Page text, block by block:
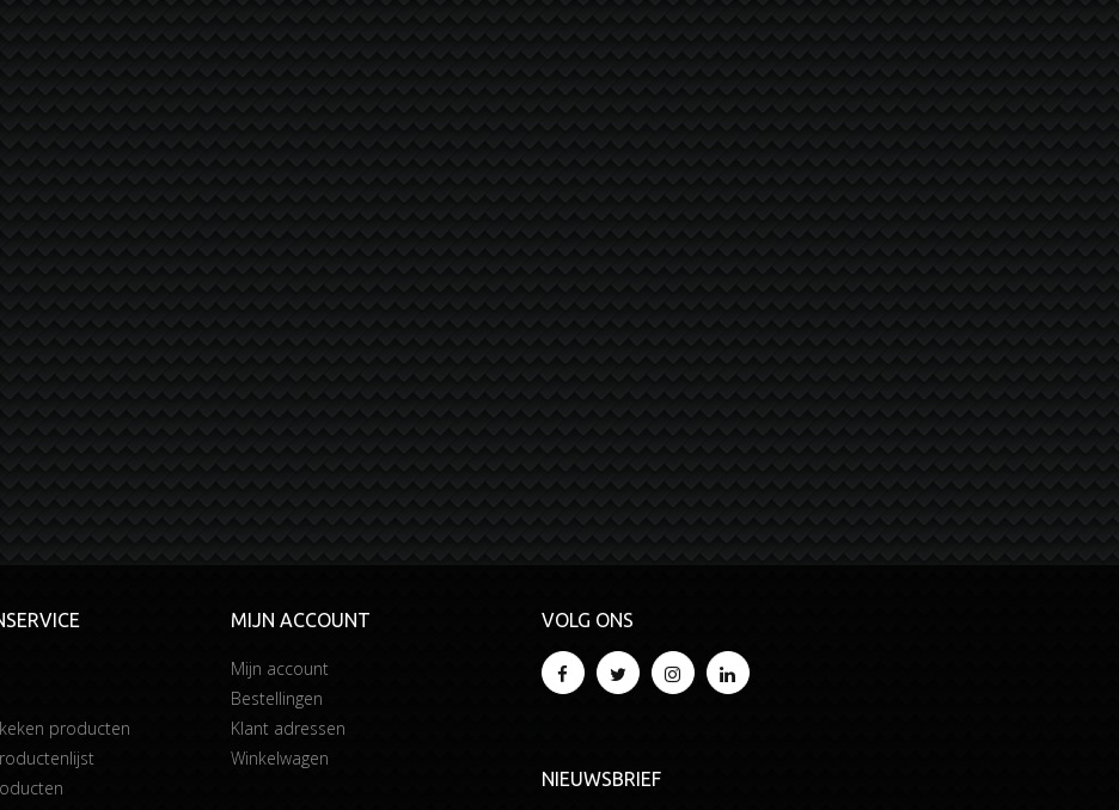
producten
MIJN ACCOUNT
Mijn account
Bestellingen
Klant adressen
Winkelwagen
VOLG ONS
NIEUWSBRIEF